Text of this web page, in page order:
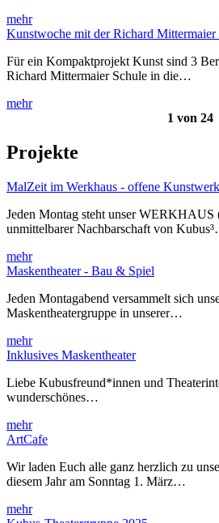
mehr
Kunstwoche mit der Richard Mittermaier
Für ein Kompaktprojekt Kunst sind 3
Richard Mittermaier Schule in die…
mehr
1 von 24
Projekte
MalZeit im Werkhaus - offene
Jeden Montag steht unser WERKHAUS
unmittelbarer Nachbarschaft von
mehr
Maskentheater - Bau & Spiel
Jeden Montagabend versammelt sich
Maskentheatergruppe in unserer…
mehr
Inklusives Maskentheater
Liebe Kubusfreund*innen und
wunderschönes…
mehr
ArtCafe
Wir laden Euch alle ganz herzlich zu
diesem Jahr am Sonntag 1. März…
mehr